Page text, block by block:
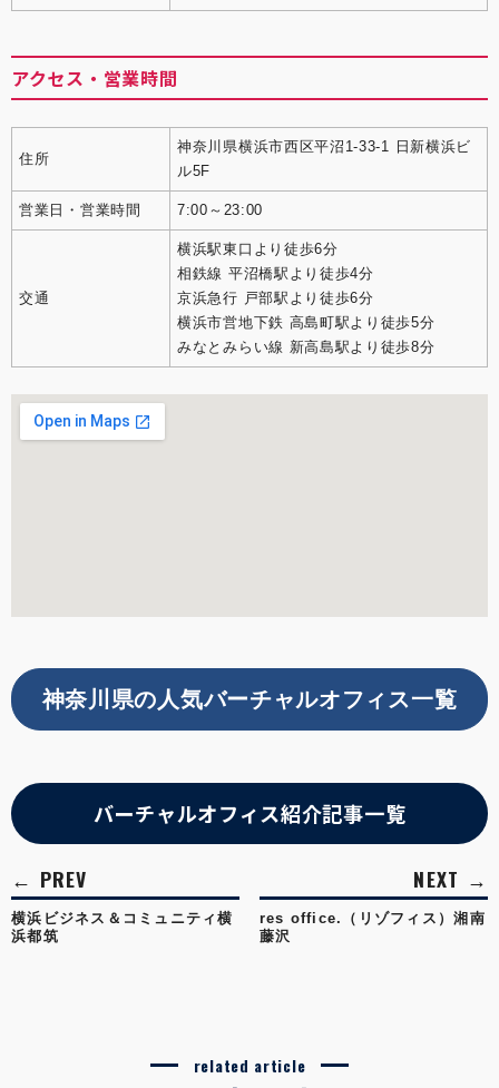
アクセス・営業時間
住所
神奈川県横浜市西区平沼1-33-1 日新横浜ビ
ル5F
営業日・営業時間 7:00～23:00
交通
横浜駅東口より徒歩6分
相鉄線 平沼橋駅より徒歩4分
京浜急行 戸部駅より徒歩6分
横浜市営地下鉄 高島町駅より徒歩5分
みなとみらい線 新高島駅より徒歩8分
神奈川県の人気バーチャルオフィス一覧
バーチャルオフィス紹介記事一覧
横浜ビジネス＆コミュニティ横
浜都筑
res office.（リゾフィス）湘南
藤沢
related article